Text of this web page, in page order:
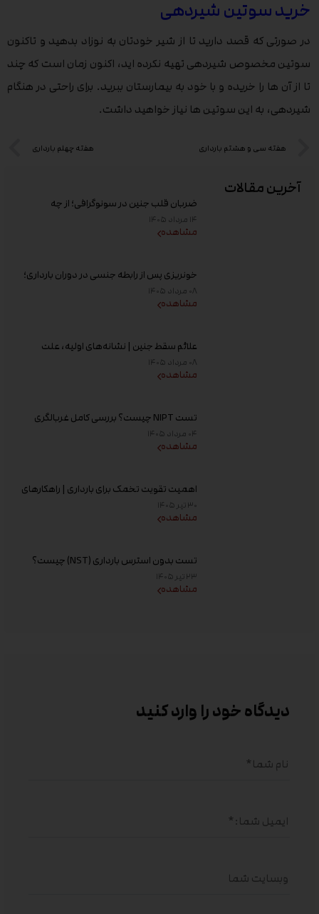
آخرین مقالات
ضربان قلب جنین در سونوگرافی؛ از چه
هفته‌ای دیده می‌شود؟
۱۴ مرداد ۱۴۰۵
مشاهده
خونریزی پس از رابطه جنسی در دوران بارداری؛
علت و زمان مراجعه به پزشک
۰۸ مرداد ۱۴۰۵
مشاهده
علائم سقط جنین | نشانه‌های اولیه، علت
خونریزی، عوامل خطر و زمان مراجعه به پزشک
۰۸ مرداد ۱۴۰۵
مشاهده
تست NIPT چیست؟ بررسی کامل غربالگری
غیر تهاجمی پیش از تولد، زمان انجام و تفسیر
جواب
۰۴ مرداد ۱۴۰۵
مشاهده
اهمیت تقویت تخمک برای بارداری | راهکارهای
افزایش کیفیت تخمک و شانس باروری
۳۰ تیر ۱۴۰۵
مشاهده
تست بدون استرس بارداری (NST) چیست؟
زمان انجام و تفسیر نتیجه
۲۳ تیر ۱۴۰۵
مشاهده
خرید سوتین شیردهی
در صورتی که قصد دارید تا از شیر خودتان به نوزاد بدهید و تاکنون
سوتین مخصوص شیردهی تهیه نکرده اید، اکنون زمان است که چند
تا از آن ها را خریده و با خود به بیمارستان ببرید. برای راحتی در هنگام
شیردهی، به این سوتین ها نیاز خواهید داشت.
هفته سی و هشتم بارداری هفته چهلم بارداری
دیدگاه خود را وارد کنید